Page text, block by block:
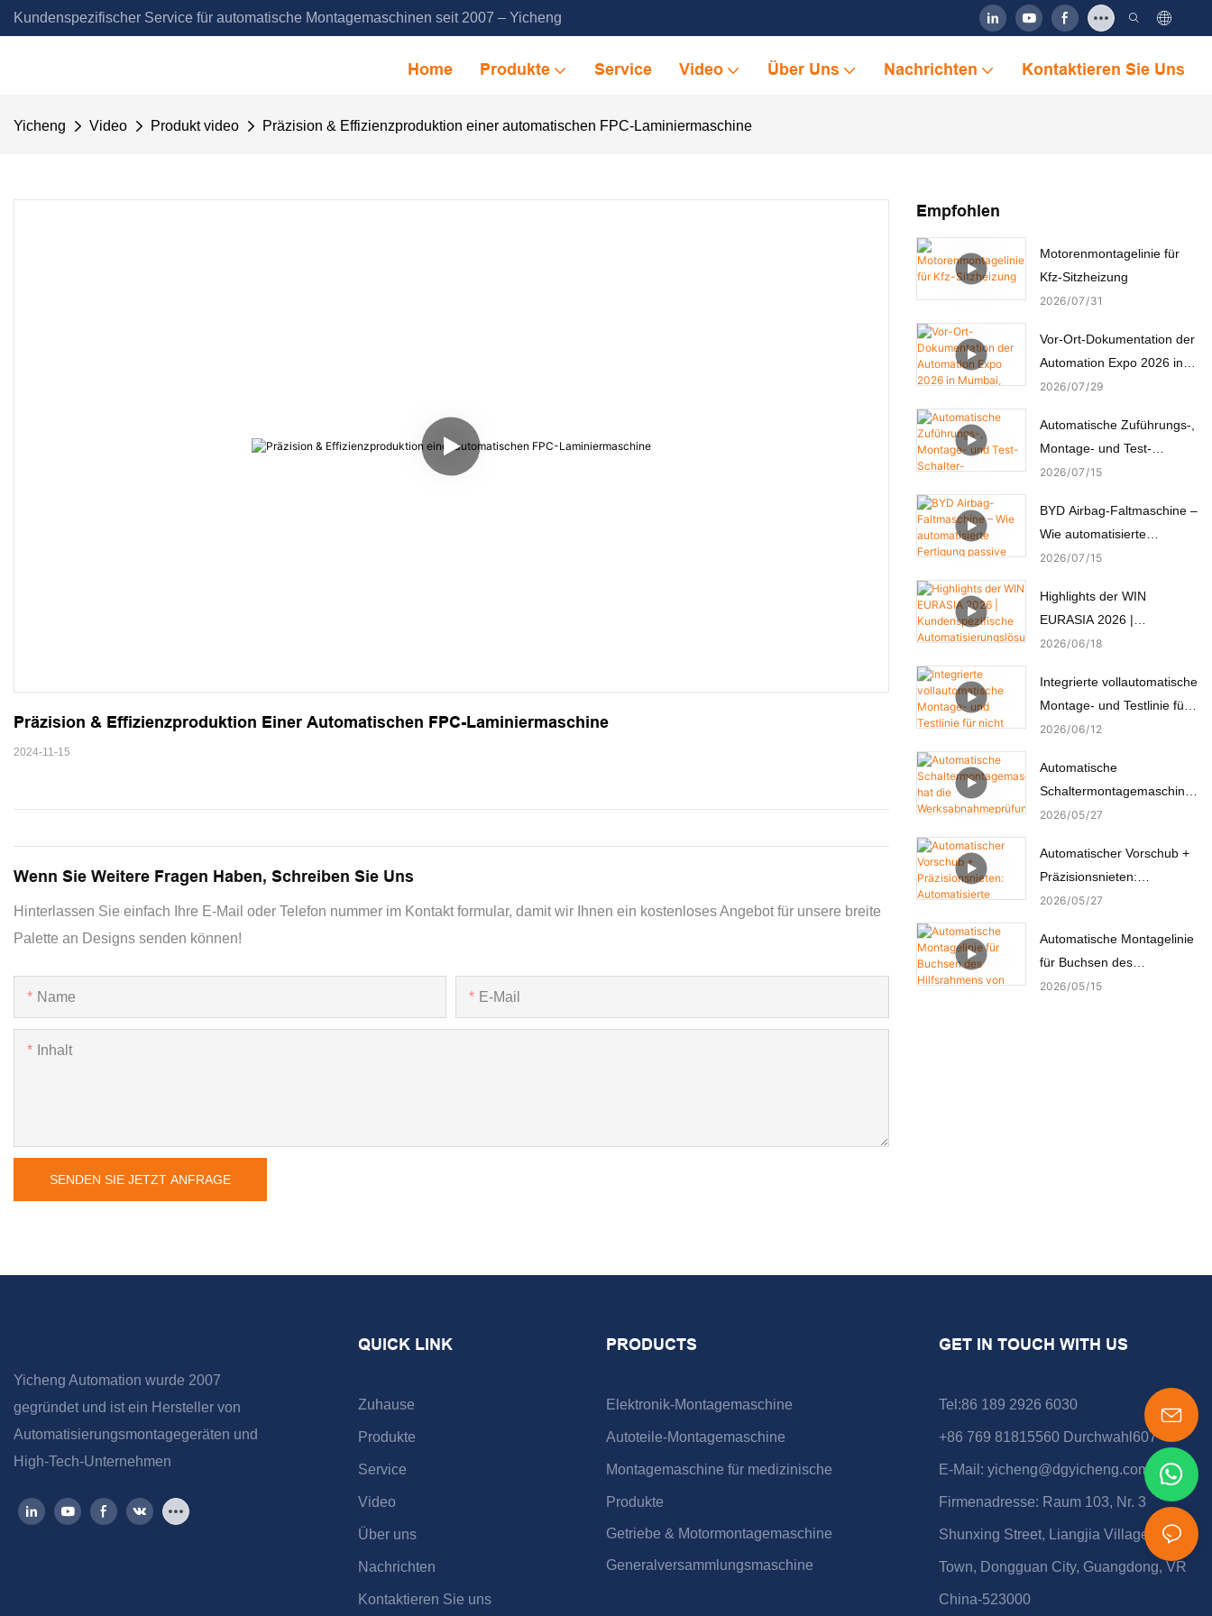
Kundenspezifischer Service für automatische Montagemaschinen seit 2007 – Yicheng
Home Produkte Service Video Über Uns Nachrichten Kontaktieren Sie Uns
Yicheng Video Produkt video Präzision & Effizienzproduktion einer automatischen FPC-Laminiermaschine
Präzision & Effizienzproduktion Einer Automatischen FPC-Laminiermaschine
2024-11-15
Wenn Sie Weitere Fragen Haben, Schreiben Sie Uns
Hinterlassen Sie einfach Ihre E-Mail oder Telefon nummer im Kontakt formular, damit wir Ihnen ein kostenloses Angebot für unsere breite
Palette an Designs senden können!
Name E-Mail
Inhalt
SENDEN SIE JETZT ANFRAGE
Empfohlen
Motorenmontagelinie für
Kfz-Sitzheizung
2026 07 31
Vor-Ort-Dokumentation der
Automation Expo 2026 in
Mumbai, Indien
2026 07 29
Automatische Zuführungs-,
Montage- und Test-
Schalter-
ne
2026 07 15
BYD Airbag-Faltmaschine –
Wie automatisierte
Fertigung passive
2026 07 15
Highlights der WIN
EURASIA 2026 |
Kundenspezifische
für Elektronik, Automobil,
Medizin und Motoren
2026 06 18
Integrierte vollautomatische
Montage- und Testlinie für
nicht standardisierte
2026 06 12
Automatische
Schaltermontagemaschine
hat die
(FAT) durch den türkischen
Kunden erfolgreich
bestanden.
2026 05 27
Automatischer Vorschub +
Präzisionsnieten:
Automatisierte
Kupferbolzen
2026 05 27
Automatische Montagelinie
für Buchsen des
Hilfsrahmens von
2026 05 15
Yicheng Automation wurde 2007
gegründet und ist ein Hersteller von
Automatisierungsmontagegeräten und
High-Tech-Unternehmen
QUICK LINK
Zuhause
Produkte
Service
Video
Über uns
Nachrichten
Kontaktieren Sie uns
PRODUCTS
Elektronik-Montagemaschine
Autoteile-Montagemaschine
Montagemaschine für medizinische
Produkte
Getriebe & Motormontagemaschine
Generalversammlungsmaschine
GET IN TOUCH WITH US
Tel:86 189 2926 6030
+86 769 81815560 Durchwahl607
E-Mail: yicheng@dgyicheng.com
Firmenadresse: Raum 103, Nr. 3
Shunxing Street, Liangjia Village, Shijie
Town, Dongguan City, Guangdong, VR
China-523000